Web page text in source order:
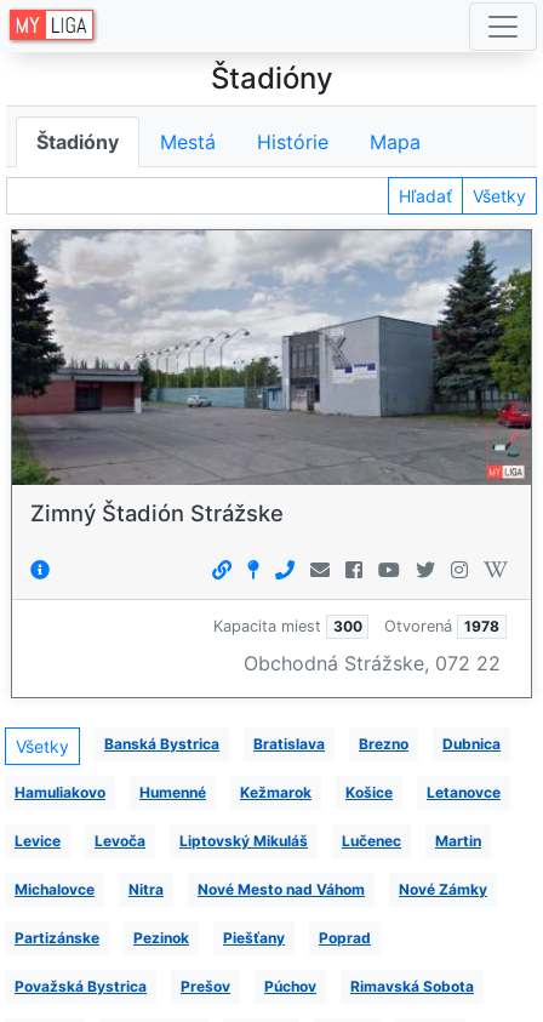
Štadióny
Štadióny Mestá Histórie Mapa
Hľadať Všetky
Zimný Štadión Strážske
Kapacita miest 300 Otvorená 1978
Obchodná Strážske, 072 22
Všetky Banská Bystrica Bratislava Brezno Dubnica
Hamuliakovo Humenné Kežmarok Košice Letanovce
Levice Levoča Liptovský Mikuláš Lučenec Martin
Michalovce Nitra Nové Mesto nad Váhom Nové Zámky
Partizánske Pezinok Piešťany Poprad
Považská Bystrica Prešov Púchov Rimavská Sobota